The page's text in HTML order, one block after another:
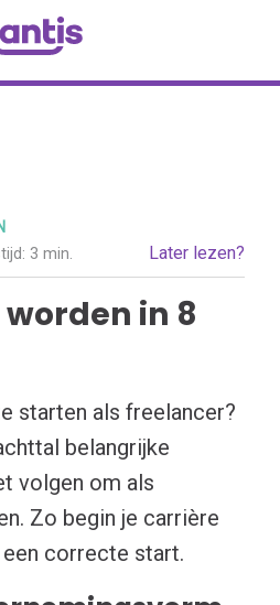
3 min. Later lezen?
in 8
starten als freelancer?
belangrijke
volgen om als
Zo begin je carrière
correcte start.